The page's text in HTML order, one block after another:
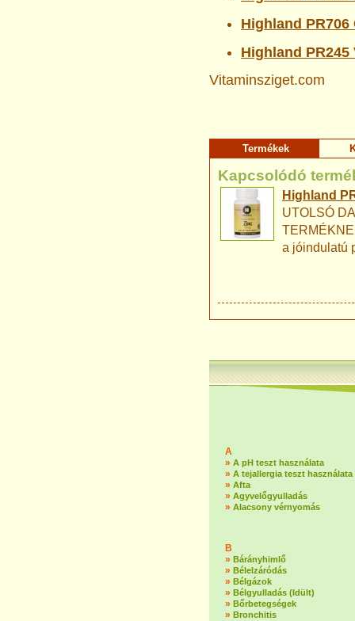
Highland PR706
Highland
Vitaminsziget.com
Termékek
Kapcsolódó
Highland
UTOLSÓ
a jóindulatú
A
» A pH teszt használata
» A tejallergia teszt használata
» Afta
» Agyvelőgyulladás
» Alacsony vérnyomás
B
» Bárányhimlő
» Bélelzáródás
» Bélgázok
» Bélgyulladás (Idült)
» Bőrbetegségek
» Bronchitis